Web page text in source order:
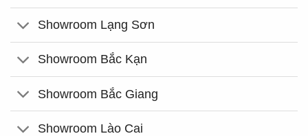
Showroom Lạng Sơn
Showroom Bắc Kạn
Showroom Bắc Giang
Showroom Lào Cai